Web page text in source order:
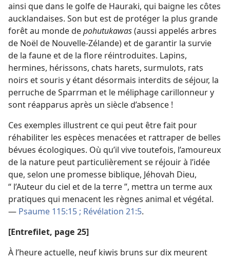
ainsi que dans le golfe de Hauraki, qui baigne les côtes
aucklandaises. Son but est de protéger la plus grande
forêt au monde depohutukawas(aussi appelés arbres
de Noël de Nouvelle-Zélande) et de garantir la survie
de la faune et de la flore réintroduites. Lapins,
hermines, hérissons, chats harets, surmulots, rats
noirs et souris y étant désormais interdits de séjour, la
perruche de Sparrman et le méliphage carillonneur y
sont réapparus après un siècle d’absence !
Ces exemples illustrent ce qui peut être fait pour
réhabiliter les espèces menacées et rattraper de belles
bévues écologiques. Où qu’il vive toutefois, l’amoureux
de la nature peut particulièrement se réjouir à l’idée
que, selon une promesse biblique, Jéhovah Dieu,
“ l’Auteur du ciel et de la terre ”, mettra un terme aux
pratiques qui menacent les règnes animal et végétal.
— Psaume 115:15 ; Révélation 21:5.
[Entrefilet, page 25]
À l’heure actuelle, neuf kiwis bruns sur dix meurent